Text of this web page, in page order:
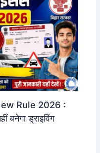
Rule 2026 :
बनेगा ड्राइविंग